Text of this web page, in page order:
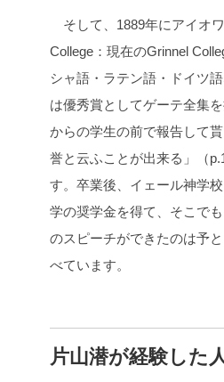
そして、1889年にアイオ
College：現在のGrinnel
シャ語・ラテン語・ドイツ
は優秀賞としてゲーテ全集
からの学生の前で報告して
誉と云ふことが出来る」（
す。卒業後、イェール神学
学の奨学金を得て、そこで
のスピーチができたのは予
べています。
片山潜が経験した